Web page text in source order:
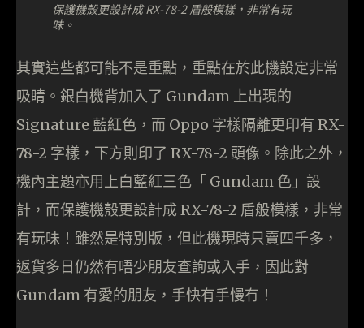
保護機殼更設計成 RX-78-2 盾般模樣，非常有玩
味。
其實這些都可能不是重點，重點在於此機設定非常
吸睛。銀白機背加入了 Gundam 上出現的
Signature 藍紅色，而 Oppo 字樣隔離更印有 RX-
78-2 字樣，下方則印了 RX-78-2 頭像。除此之外，
機內主題亦用上白藍紅三色「 Gundam 色」設
計，而保護機殼更設計成 RX-78-2 盾般模樣，非常
有玩味！雖然是特別版，但此機現時只賣四千多，
返貨多日仍然有唔少朋友查詢或入手，因此對
Gundam 有愛的朋友，手快有手慢冇！